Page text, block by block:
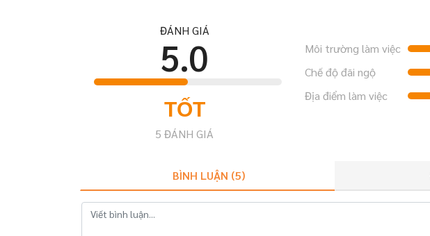
ĐÁNH GIÁ
5.0
TỐT
5 ĐÁNH GIÁ
Môi trường làm việc
Chế độ đãi ngộ
Địa điểm làm việc
BÌNH LUẬN (5)